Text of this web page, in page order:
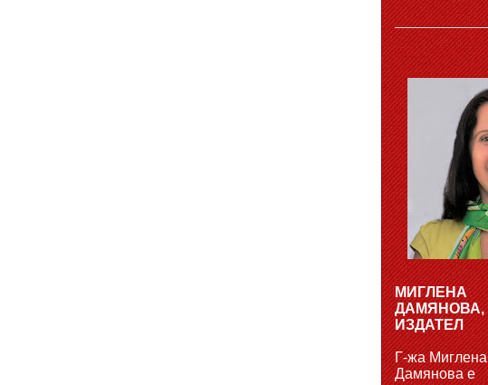
МИГЛЕНА
ДАМЯНОВА,
ИЗДАТЕЛ
Г-жа Миглена
Дамянова е